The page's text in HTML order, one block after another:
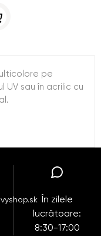
pe
sau în acrilic cu
În zilele
lucrătoare:
8:30-17:00